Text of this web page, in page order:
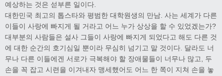
예상하는 것은 섣부른 일이다.
대한민국 최고의 톱스타와 평범한 대학원생의 만남. 사는 세계가 다른
이들이 사랑에 빠지게 될 거라고 어느 누가 상상을 할 수 있었겠는가?
대부분의 사람들은 설사 그들이 사랑에 빠지게 되었다고 해도 다른 것
에 대한 순간의 호기심일 뿐이라 무심히 넘기고 말 것이다. 달라도 너
무나 다른 이들에겐 서로가 극복해야 할 장애물들이 너무나 많고, 두
손을 꼭 잡고 시련을 이겨내자 맹세했어도 어느 한 쪽이 지쳐 손을 놓